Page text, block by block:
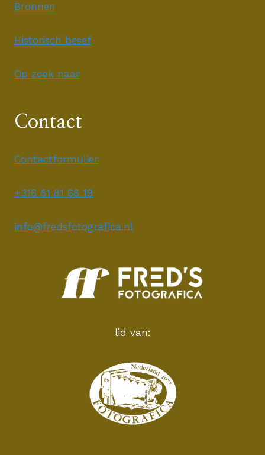
Bronnen
Historisch besef
Op zoek naar
Contact
Contactformulier
+316 81 81 68 19
info@fredsfotografica.nl
lid van: